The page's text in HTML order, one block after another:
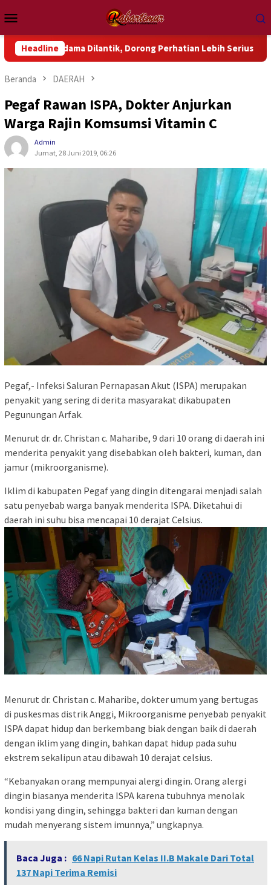
ke
kontenMobile
Headline
Dilantik, Dorong Perhatian Lebih Serius Terhadap Isu
Beranda DAERAH
Pegaf Rawan ISPA, Dokter Anjurkan
Warga Rajin Komsumsi Vitamin C
Admin
Jumat, 28 Juni 2019, 06:26
Pegaf,- Infeksi Saluran Pernapasan Akut (ISPA) merupakan
penyakit yang sering di derita masyarakat dikabupaten
Pegunungan Arfak.
Menurut dr. dr. Christan c. Maharibe, 9 dari 10 orang di daerah ini
menderita penyakit yang disebabkan oleh bakteri, kuman, dan
jamur (mikroorganisme).
Iklim di kabupaten Pegaf yang dingin ditengarai menjadi salah
satu penyebab warga banyak menderita ISPA. Diketahui di
daerah ini suhu bisa mencapai 10 derajat Celsius.
Menurut dr. Christan c. Maharibe, dokter umum yang bertugas
di puskesmas distrik Anggi, Mikroorganisme penyebab penyakit
ISPA dapat hidup dan berkembang biak dengan baik di daerah
dengan iklim yang dingin, bahkan dapat hidup pada suhu
ekstrem sekalipun atau dibawah 10 derajat celsius.
“Kebanyakan orang mempunyai alergi dingin. Orang alergi
dingin biasanya menderita ISPA karena tubuhnya menolak
kondisi yang dingin, sehingga bakteri dan kuman dengan
mudah menyerang sistem imunnya,” ungkapnya.
Baca Juga : 66 Napi Rutan Kelas II.B Makale Dari Total
137 Napi Terima Remisi